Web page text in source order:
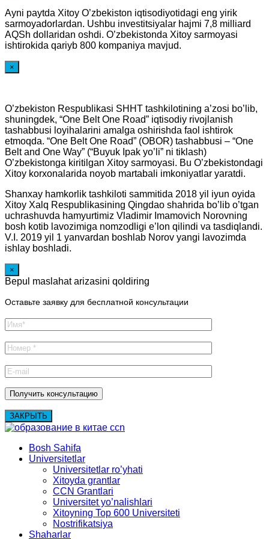
Ayni paytda Xitoy O’zbekiston iqtisodiyotidagi eng yirik
sarmoyadorlardan. Ushbu investitsiyalar hajmi 7,8 milliard
AQSh dollaridan oshdi. O’zbekistonda Xitoy sarmoyasi
ishtirokida qariyb 800 kompaniya mavjud.
×
O’zbekiston Respublikasi SHHT tashkilotining a’zosi bo’lib,
shuningdek, “One Belt One Road” iqtisodiy rivojlanish
tashabbusi loyihalarini amalga oshirishda faol ishtirok
etmoqda. “One Belt One Road” (OBOR) tashabbusi – “One
Belt and One Way” (“Buyuk Ipak yo’li” ni tiklash)
O’zbekistonga kiritilgan Xitoy sarmoyasi. Bu O’zbekistondagi
Xitoy korxonalarida noyob martabali imkoniyatlar yaratdi.
Shanxay hamkorlik tashkiloti sammitida 2018 yil iyun oyida
Xitoy Xalq Respublikasining Qingdao shahrida bo’lib o’tgan
uchrashuvda hamyurtimiz Vladimir Imamovich Norovning
bosh kotib lavozimiga nomzodligi e’lon qilindi va tasdiqlandi.
V.I. 2019 yil 1 yanvardan boshlab Norov yangi lavozimda
ishlay boshladi.
×
Bepul maslahat arizasini qoldiring
Оставьте заявку для бесплатной консультации
ЗАКРЫТЬ
Bosh Sahifa
Universitetlar
Universitetlar ro’yhati
Xitoyda grantlar
CCN Grantlari
Universitet yo’nalishlari
Xitoyning Top 600 Universiteti
Nostrifikatsiya
Shaharlar